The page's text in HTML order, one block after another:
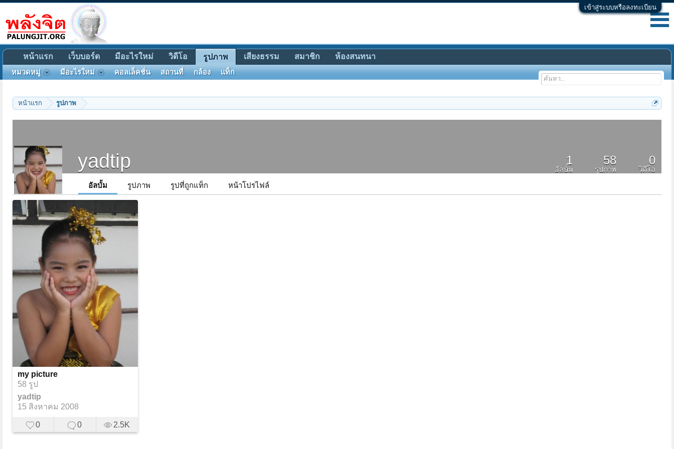
เข้าสู่ระบบหรือลงทะเบียน
หน้าแรก รูปภาพ
yadtip 1
อัลบั้ม
58
รูปภาพ
0
วิดีโอ
อัลบั้ม รูปภาพ รูปที่ถูกแท็ก หน้าโปรไฟล์
my picture
58 รูป
yadtip
15 สิงหาคม 2008
0 0 2.5K
หน้าแรก เว็บบอร์ด มีอะไรใหม่ วิดีโอ รูปภาพ
หมวดหมู่ มีอะไรใหม่ คอลเล็คชั่น สถานที่ กล้อง แท็ก
เสียงธรรม สมาชิก ห้องสนทนา